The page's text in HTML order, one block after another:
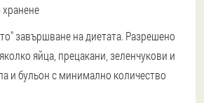
завършване на диетата. Разрешено
яйца, прецакани, зеленчукови и
и бульон с минимално количество